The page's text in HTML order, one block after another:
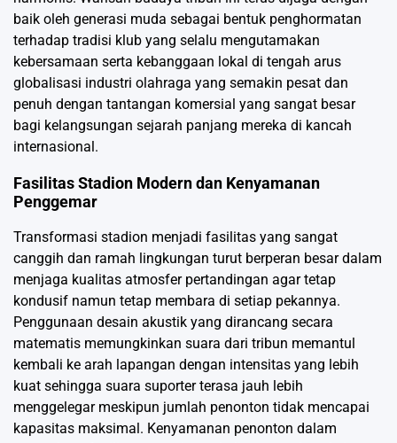
baik oleh generasi muda sebagai bentuk penghormatan
terhadap tradisi klub yang selalu mengutamakan
kebersamaan serta kebanggaan lokal di tengah arus
globalisasi industri olahraga yang semakin pesat dan
penuh dengan tantangan komersial yang sangat besar
bagi kelangsungan sejarah panjang mereka di kancah
internasional.
Fasilitas Stadion Modern dan Kenyamanan
Penggemar
Transformasi stadion menjadi fasilitas yang sangat
canggih dan ramah lingkungan turut berperan besar dalam
menjaga kualitas atmosfer pertandingan agar tetap
kondusif namun tetap membara di setiap pekannya.
Penggunaan desain akustik yang dirancang secara
matematis memungkinkan suara dari tribun memantul
kembali ke arah lapangan dengan intensitas yang lebih
kuat sehingga suara suporter terasa jauh lebih
menggelegar meskipun jumlah penonton tidak mencapai
kapasitas maksimal. Kenyamanan penonton dalam